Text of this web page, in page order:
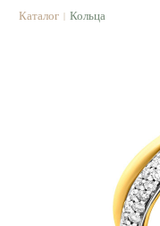
Каталог | Кольца